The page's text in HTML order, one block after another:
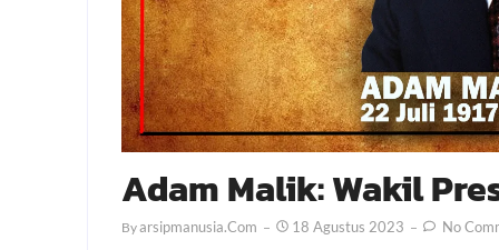
Adam Malik: Wakil
ByArsipmanusia.com 18 Agustus 2023 No